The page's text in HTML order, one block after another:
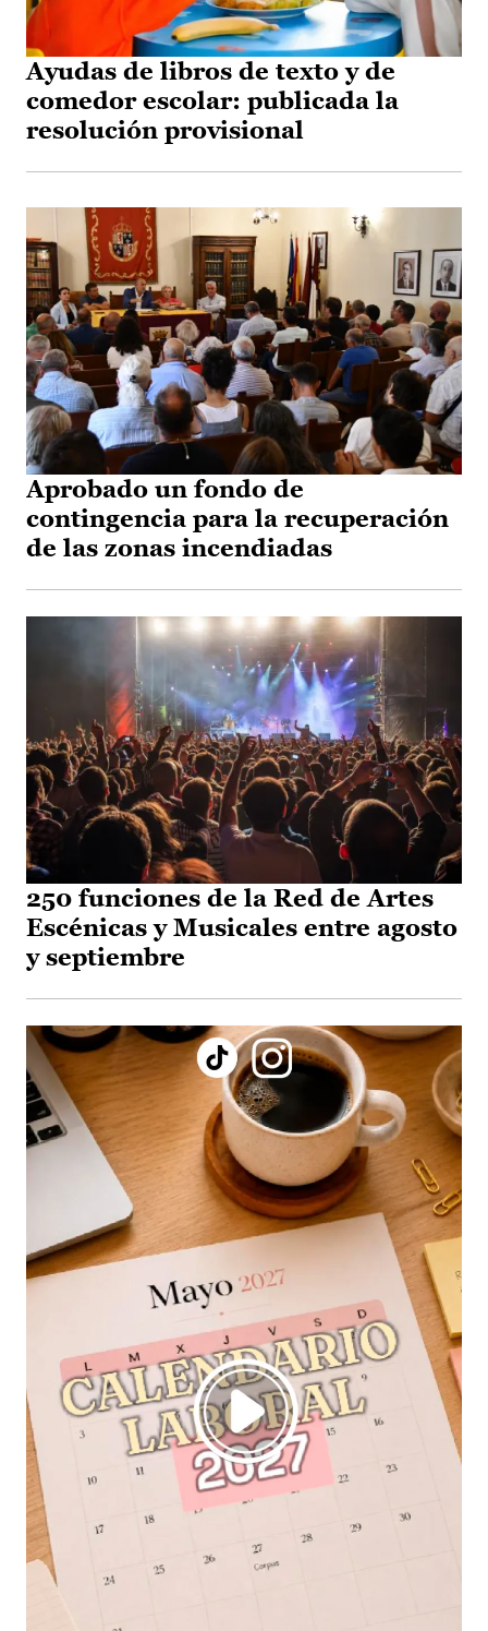
Ayudas de libros de texto y de
comedor escolar: publicada la
resolución provisional
Aprobado un fondo de
contingencia para la recuperación
de las zonas incendiadas
250 funciones de la Red de Artes
Escénicas y Musicales entre agosto
y septiembre